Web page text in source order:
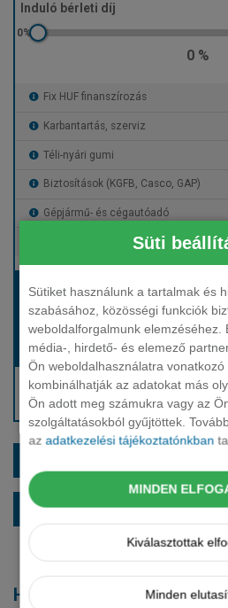
Süti
Sütiket használunk a tartalmak és
szabásához, közösségi funkciók
weboldalforgalmunk elemzéséhez.
média-, hirdető- és elemező
Ön weboldalhasználatra
kombinálhatják az adatokat más
Ön adott meg számukra vagy az
szolgáltatásokból gyűjtöttek.
azadatkezelési tájékoztatónkban
MINDEN
Kiválasztottak
Minden
Induló bérleti díj
0 %
Fix HUF finanszírozás
Karbantartás, szerviz
Téli-nyári gumi
Biztosítások (KGFB, Casco, GAP)
Gépjármű- és cégautóadó
Európai assistance
Bérleti díj:
Induló
Hívjon: +36 1
Kérjen
ALAPFELSZERELTSÉG
Hasonló modellek